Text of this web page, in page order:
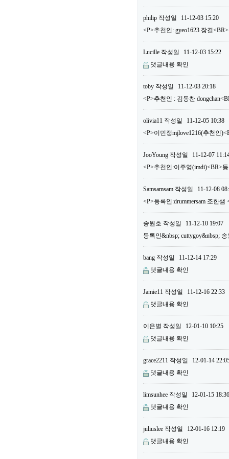
philip 작성일
11-12-03 15:20
<P>추천인: gyeo1623 장결
Lucille 작성일
11-12-03 15:22
댓글내용 확인
toby 작성일
11-12-03 20:18
<P>추천인 : 김동찬
olivia11 작성일
11-12-05 10:38
<P>이민정mjlove1216(추천인
JooYoung 작성일
11-12-07
<P>추천인:이주영(imdi)<BR>
Samsamsam 작성일
11-12-08
<P>등록인:drummersam 조한
송원호 작성일
11-12-10 19:07
등록인&nbsp; cuttygoy&nbsp;
bang 작성일
11-12-14 17:29
댓글내용 확인
Jamie11 작성일
11-12-16 22:33
댓글내용 확인
이은별 작성일
12-01-10 10:25
댓글내용 확인
grace2211 작성일
12-01-14
댓글내용 확인
limsunhee 작성일
12-01-15 18:36
댓글내용 확인
juliuslee 작성일
12-01-16 12:19
댓글내용 확인